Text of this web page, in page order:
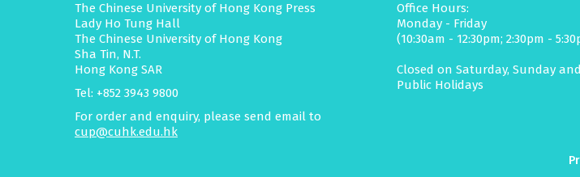
The Chinese University of Hong Kong Press
Lady Ho Tung Hall
The Chinese University of Hong Kong
Sha Tin, N.T.
Hong Kong SAR
Tel: +852 3943 9800
For order and enquiry, please send email to
cup@cuhk.edu.hk
Office Hours:
Monday - Friday
(10:30am - 12:30pm; 2:30pm -
Closed on Saturday, Sunday and
Public Holidays